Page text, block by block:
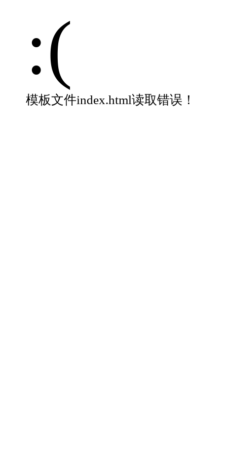
:(
模板文件index.html读取错误！